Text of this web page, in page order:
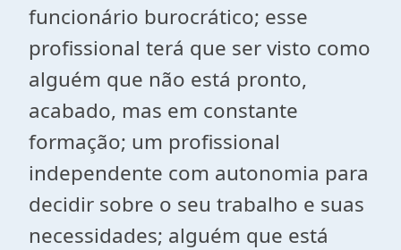
funcionário burocrático; esse
profissional terá que ser visto como
alguém que não está pronto,
acabado, mas em constante
formação; um profissional
independente com autonomia para
decidir sobre o seu trabalho e suas
necessidades; alguém que está